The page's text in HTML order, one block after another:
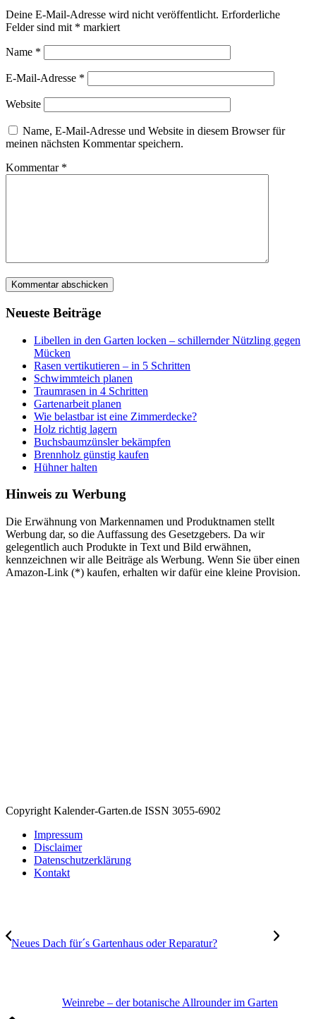
Deine E-Mail-Adresse wird nicht veröffentlicht. Erforderliche
Felder sind mit * markiert
Name *
E-Mail-Adresse *
Website
Name, E-Mail-Adresse und Website in diesem Browser für
meinen nächsten Kommentar speichern.
Kommentar *
Neueste Beiträge
Libellen in den Garten locken – schillernder Nützling gegen
Mücken
Rasen vertikutieren – in 5 Schritten
Schwimmteich planen
Traumrasen in 4 Schritten
Gartenarbeit planen
Wie belastbar ist eine Zimmerdecke?
Holz richtig lagern
Buchsbaumzünsler bekämpfen
Brennholz günstig kaufen
Hühner halten
Hinweis zu Werbung
Die Erwähnung von Markennamen und Produktnamen stellt
Werbung dar, so die Auffassung des Gesetzgebers. Da wir
gelegentlich auch Produkte in Text und Bild erwähnen,
kennzeichnen wir alle Beiträge als Werbung. Wenn Sie über einen
Amazon-Link (*) kaufen, erhalten wir dafür eine kleine Provision.
Copyright Kalender-Garten.de ISSN 3055-6902
Impressum
Disclaimer
Datenschutzerklärung
Kontakt
Neues Dach für´s Gartenhaus oder Reparatur?
Weinrebe – der botanische Allrounder im Garten